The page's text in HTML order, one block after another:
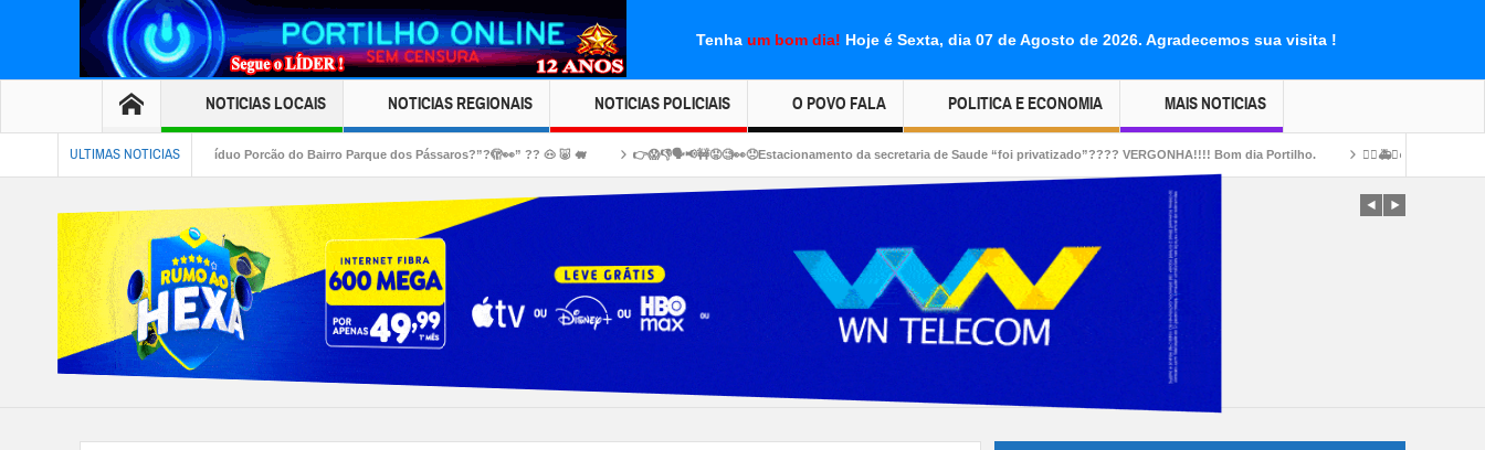
Tenha um bom dia! Hoje é Sexta, dia 07 de Agosto de 2026. Agradecemos sua visita !
NOTICIAS LOCAIS NOTICIAS REGIONAIS NOTICIAS POLICIAIS O POVO FALA POLITICA E ECONOMIA MAIS NOTICIAS
ULTIMAS NOTICIAS
é o indivíduo Porcão do Bairro Parque dos Pássaros?”?🫣👀” ?? 🐽 🐷 🐖 👉😱👎🗣📢🚧😡🧐👀😠Estacionamento da secretaria de Saude “foi privatizado”???? VERGONHA!!!! Bom dia Portilho. 👉🏻🚑🚓🚔😱O pau